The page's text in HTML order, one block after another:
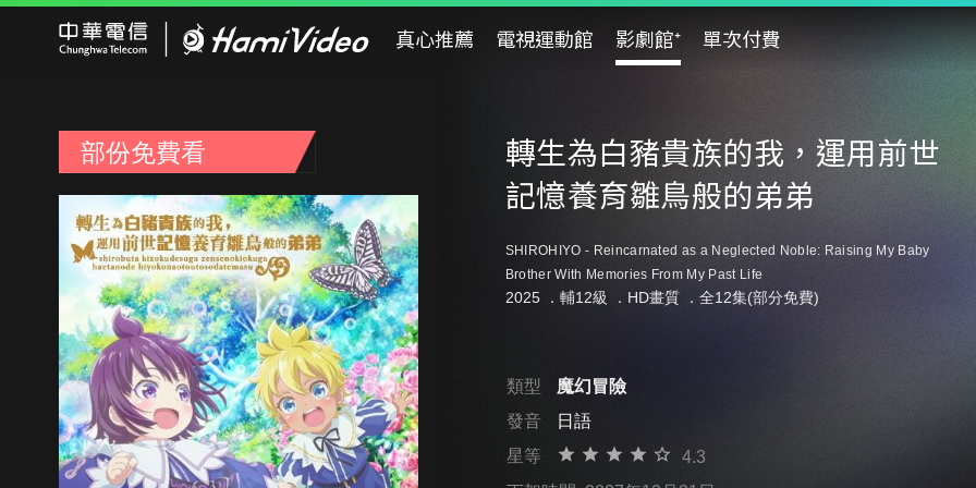
真心推薦 電視運動館 影劇館⁺ 單次付費
部份免費看
轉生為白豬貴族的我，運用前世
記憶養育雛鳥般的弟弟
SHIROHIYO - Reincarnated as a Neglected Noble: Raising My Baby
Brother With Memories From My Past Life
2025 ． 輔12級 ．HD畫質 ．全12集(部分免費)
類型
魔幻冒險
發音
日語
星等
4.3